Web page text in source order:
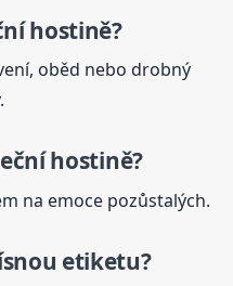
hostině?
oběd nebo drobný
hostině?
na emoce pozůstalých.
etiketu?